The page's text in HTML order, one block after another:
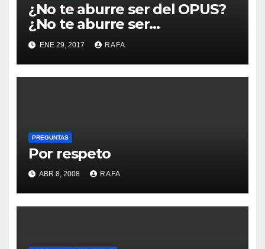
¿No te aburre ser del OPUS?
¿No te aburre ser
independentista?
ENE 29, 2017 RAFA
PREGUNTAS
Por respeto
ABR 8, 2008 RAFA